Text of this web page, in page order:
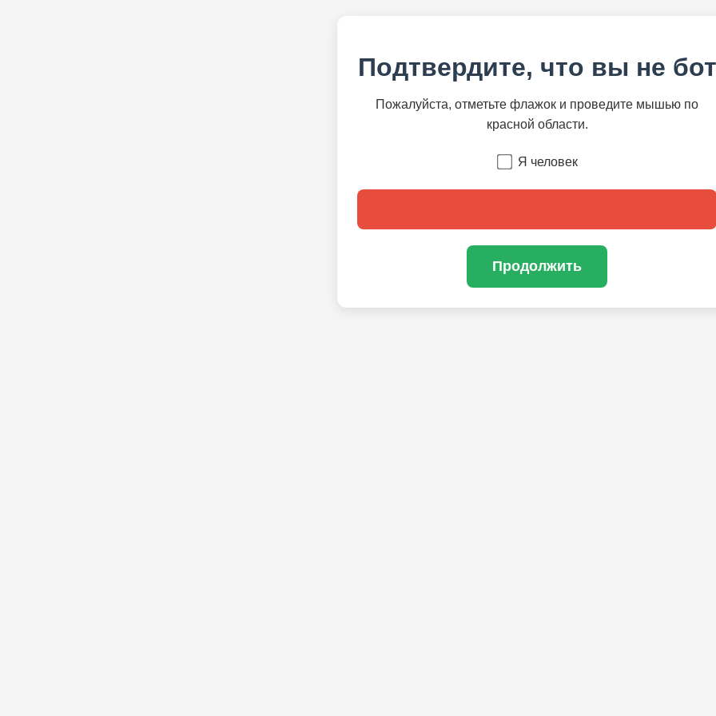
Подтвердите, что вы не бот
Пожалуйста, отметьте флажок и проведите мышью по
красной области.
Я человек
Продолжить